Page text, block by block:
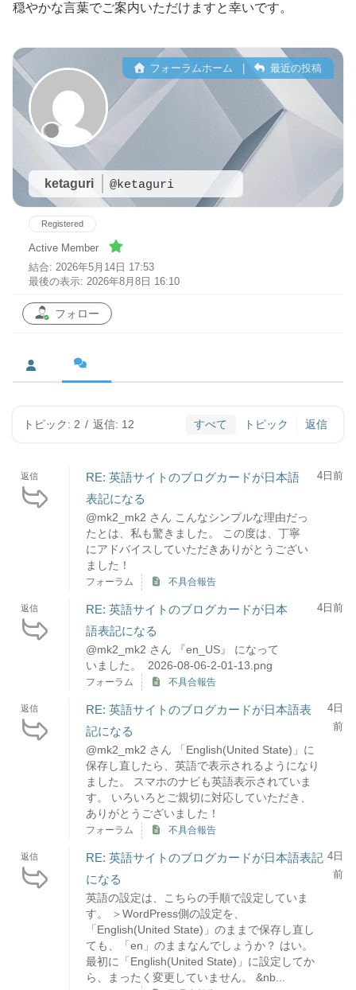
穏やかな言葉でご案内いただけますと幸いです。
ketaguri @ketaguri
フォーラムホーム | 最近の投稿
Registered
Active Member
結合: 2026年5月14日 17:53
最後の表示: 2026年8月8日 16:10
フォロー
トピック: 2 / 返信: 12 すべて トピック 返信
返信
RE: 英語サイトのブログカードが日本語
表記になる
@mk2_mk2 さん こんなシンプルな理由だっ
たとは、私も驚きました。 この度は、丁寧
にアドバイスしていただきありがとうござい
ました！
4日前
フォーラム 不具合報告
返信
RE: 英語サイトのブログカードが日本
語表記になる
@mk2_mk2 さん 『en_US』 になって
いました。 2026-08-06-2-01-13.png
4日前
フォーラム 不具合報告
返信
RE: 英語サイトのブログカードが日本語表
記になる
@mk2_mk2 さん 「English(United State)」に
保存し直したら、英語で表示されるようになり
ました。 スマホのナビも英語表示されていま
す。 いろいろとご親切に対応していただき、
ありがとうございました！
4日
前
フォーラム 不具合報告
返信
RE: 英語サイトのブログカードが日本語表記
になる
英語の設定は、こちらの手順で設定していま
す。 ＞WordPress側の設定を、
「English(United State)」のままで保存し直し
ても、「en」のままなんでしょうか？ はい。
最初に「English(United State)」に設定してか
ら、まったく変更していません。 &nb...
4日
前